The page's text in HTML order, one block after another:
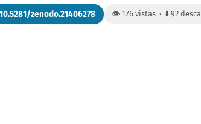
zenodo.21406278 👁️ 176 vistas · ⬇️ 92